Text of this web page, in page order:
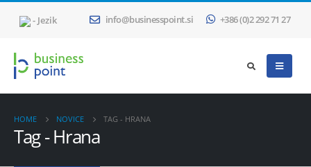
- Jezik info@businesspoint.si +386 (0)2 292 71 27
HOME NOVICE TAG - HRANA
Tag - Hrana